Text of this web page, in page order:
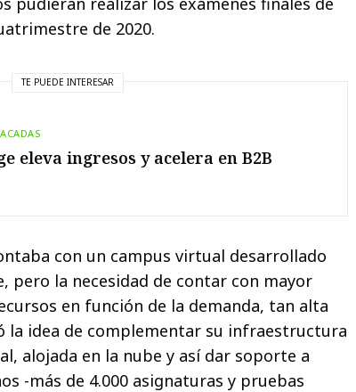
de 2020.
TE PUEDE INTERESAR
eleva ingresos y acelera en B2B
con un campus virtual desarrollado
pero la necesidad de contar con mayor
en función de la demanda, tan alta
la idea de complementar su infraestructura
alojada en la nube y así dar soporte a
-más de 4.000 asignaturas y pruebas